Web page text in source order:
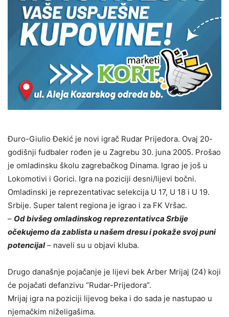
Đuro-Giulio Đekić je novi igrač Rudar Prijedora. Ovaj 20-
godišnji fudbaler rođen je u Zagrebu 30. juna 2005. Prošao
je omladinsku školu zagrebačkog Dinama. Igrao je još u
Lokomotivi i Gorici. Igra na poziciji desni/lijevi bočni.
Omladinski je reprezentativac selekcija U 17, U 18 i U 19.
Srbije. Super talent regiona je igrao i za FK Vršac.
– Od bivšeg omladinskog reprezentativca Srbije
očekujemo da zablista u našem dresu i pokaže svoj puni
potencijal– naveli su u objavi kluba.
Drugo današnje pojačanje je lijevi bek Arber Mrijaj (24) koji
će pojačati defanzivu “Rudar-Prijedora”.
Mrijaj igra na poziciji lijevog beka i do sada je nastupao u
njemačkim niželigašima.